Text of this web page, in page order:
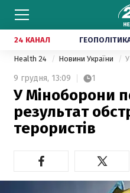
24 КАНАЛ
Health 24 Новини України
9 грудня, 13:09 1
У Міноборони
результат
терористів